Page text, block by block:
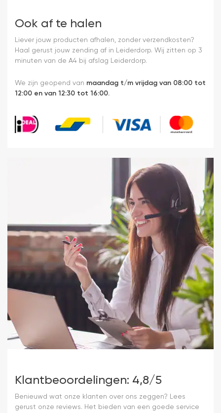
Ook af te halen
Liever jouw producten afhalen, zonder verzendkosten?
Haal gerust jouw zending af in Leiderdorp. Wij zitten op 3
minuten van de A4 bij afslag Leiderdorp.
We zijn geopend van maandag t/m vrijdag van 08:00 tot
12:00 en van 12:30 tot 16:00.
Klantbeoordelingen: 4,8/5
Benieuwd wat onze klanten over ons zeggen? Lees
gerust onze reviews. Het bieden van een goede service